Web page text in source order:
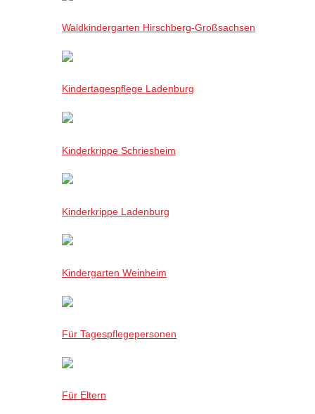
Waldkindergarten Hirschberg-Großsachsen
Kindertagespflege Ladenburg
Kinderkrippe Schriesheim
Kinderkrippe Ladenburg
Kindergarten Weinheim
Für Tagespflegepersonen
Für Eltern